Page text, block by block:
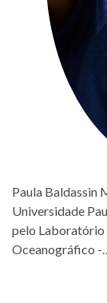
Paula Baldassin
Universidade
pelo Laboratório
Oceanográfico -…